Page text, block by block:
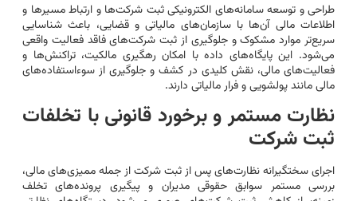
طراحی و توسعه سامانه‌های الکترونیکی ثبت شرکت‌ها و ارتباط مسیرها و
اطلاعات مالی آن‌ها با سازمان‌های مالیاتی و قضایی، باعث شناسایی
سریع‌تر موارد مشکوک و جلوگیری از ثبت شرکت‌های فاقد فعالیت واقعی
می‌شود. این پایگاه‌های داده با امکان رهگیری مالکیت، تراکنش‌ها و
فعالیت‌های مالی، نقش کلیدی در کشف و جلوگیری از سوءاستفاده‌های
مالی مانند پولشویی و فرار مالیاتی دارند.
نظارت مستمر و برخورد قانونی با تخلفات
ثبت شرکت
اجرای سختگیرانه نظارت‌های پس از ثبت شرکت از جمله ممیزی‌های مالی،
بررسی مستمر سوابق حقوقی مدیران و پیگیری پرونده‌های تخلف